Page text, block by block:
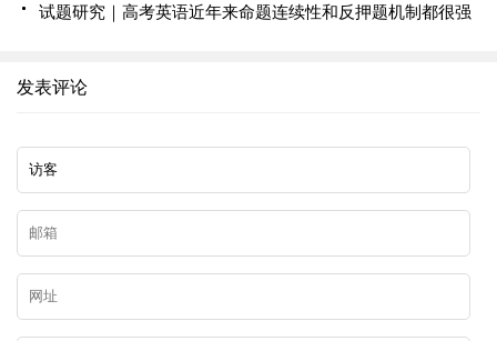
试题研究｜高考英语近年来命题连续性和反押题机制都很强
发表评论